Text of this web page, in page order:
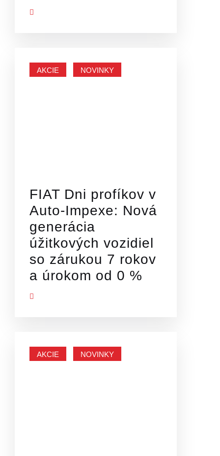
AKCIE NOVINKY
FIAT Dni profíkov v
Auto-Impexe: Nová
generácia
úžitkových vozidiel
so zárukou 7 rokov
a úrokom od 0 %
AKCIE NOVINKY